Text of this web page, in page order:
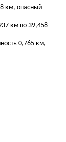
км, опасный
км по 39,458
0,765 км,